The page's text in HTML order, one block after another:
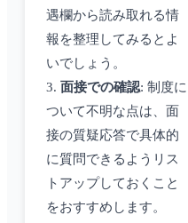
遇欄から読み取れる情
報を整理してみるとよ
いでしょう。
3. 面接での確認: 制度に
ついて不明な点は、面
接の質疑応答で具体的
に質問できるようリス
トアップしておくこと
をおすすめします。